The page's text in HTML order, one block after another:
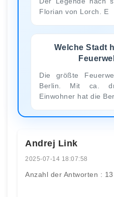
Florian von Lorch. E
Welche Stadt
Die größte
Berlin. Mit ca.
Einwohner hat die
Andrej Link
2025-07-14 18:07:58
Anzahl der Antworten : 13